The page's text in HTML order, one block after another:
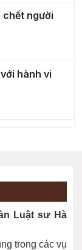
chết người
hành vi
của người
bị cáo
Luật sư Hà
trong các vụ